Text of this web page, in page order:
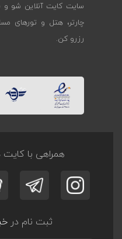
سایت کایت آنلاین شو و
چارتر، هتل و تورهای
رزرو کن.
همراهی با
ثبت نام در